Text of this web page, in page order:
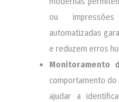
ou
automatizadas
e reduzem erros
Monitoramento
comportamento do
ajudar a